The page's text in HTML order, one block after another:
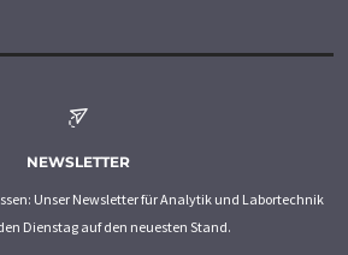
NEWSLETTER
Unser Newsletter für Analytik und Labortechnik
Dienstag auf den neuesten Stand.